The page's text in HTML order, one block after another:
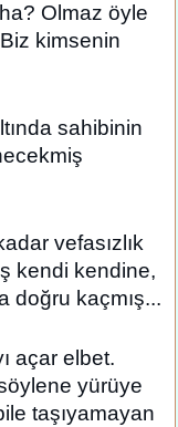
Olmaz öyle
kimsenin
sahibinin
vefasızlık
kendi kendine,
doğru kaçmış...
açar elbet.
yürüye
taşıyamayan